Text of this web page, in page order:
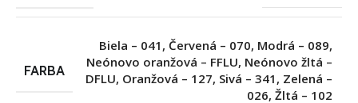
FARBA
Biela – 041 , Červená – 070, Modrá – 089,
Neónovo oranžová – FFLU, Neónovo žltá –
DFLU, Oranžová – 127, Sivá – 341 , Zelená –
026, Žltá – 102